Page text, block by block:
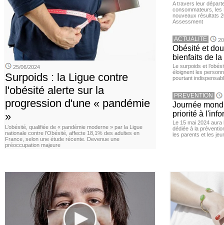
25/06/2024
Surpoids : la Ligue contre
l'obésité alerte sur la
progression d'une « pandémie
»
L’obésité, qualifiée de « pandémie moderne » par la Ligue
nationale contre l’Obésité, affecte 18,1% des adultes en
France, selon une étude récente. Devenue une
préoccupation majeure
A travers leur
consommateurs, les
nouveaux résultats
Assessment
ACTUALITE
Obésité et
bienfaits de
Le surpoids et
éloignent les
pourtant
PREVENTION
Journée
priorité à
Le 15 mai 2024 aura
dédiée à la
les parents et les